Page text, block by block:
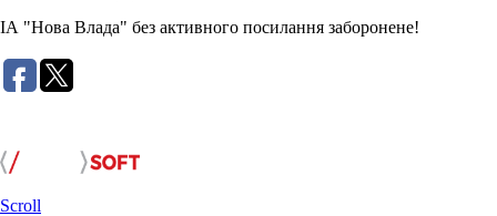
ІА "Нова Влада" без активного посилання заборонене!
Scroll